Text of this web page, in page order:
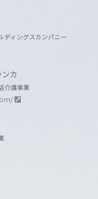
ディングスカンパニー
カ
介護事業